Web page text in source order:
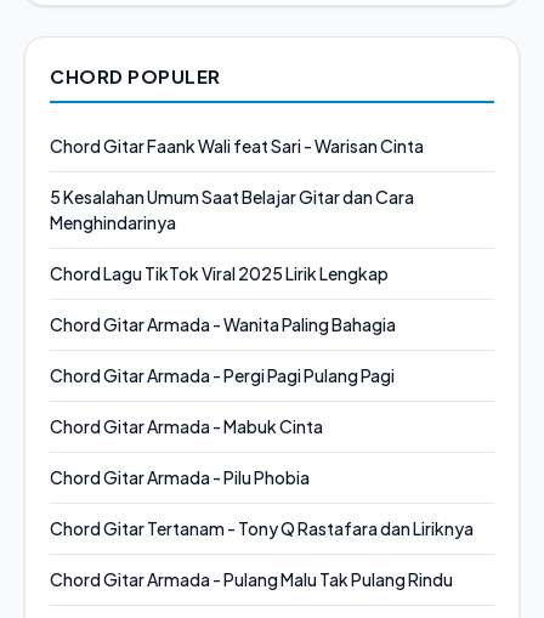
CHORD POPULER
Chord Gitar Faank Wali feat Sari - Warisan Cinta
5 Kesalahan Umum Saat Belajar Gitar dan Cara
Menghindarinya
Chord Lagu TikTok Viral 2025 Lirik Lengkap
Chord Gitar Armada - Wanita Paling Bahagia
Chord Gitar Armada - Pergi Pagi Pulang Pagi
Chord Gitar Armada - Mabuk Cinta
Chord Gitar Armada - Pilu Phobia
Chord Gitar Tertanam - Tony Q Rastafara dan Liriknya
Chord Gitar Armada - Pulang Malu Tak Pulang Rindu